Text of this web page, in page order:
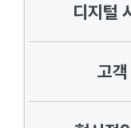
디지털
고